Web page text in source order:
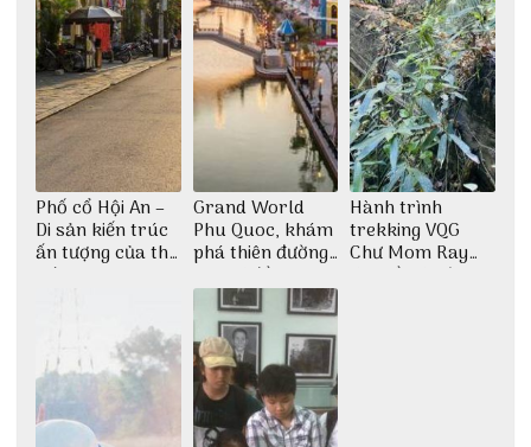
Phố cổ Hội An –
Di sản kiến trúc
ấn tượng của thế
giới
Grand World
Phu Quoc, khám
phá thiên đường
giải trí đầy sôi
động
Hành trình
trekking VQG
Chư Mom Ray
tìm về núi rừng